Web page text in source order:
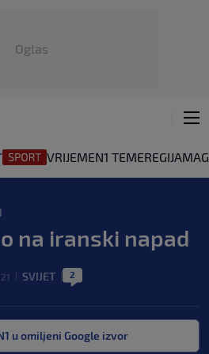
Oglas
VRIJEMEN1 TEMEREGIJA
na iranski napad
SVIJET 2
u omiljeni Google izvor